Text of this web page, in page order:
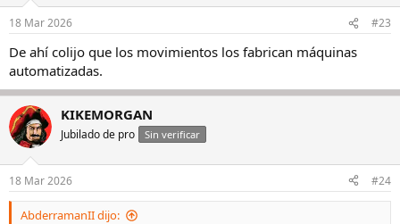
n
e
:
18 Mar 2026 #23
De ahí colijo que los movimientos los fabrican máquinas
automatizadas.
KIKEMORGAN
Jubilado de pro Sin verificar
18 Mar 2026 #24
AbderramanII dijo: